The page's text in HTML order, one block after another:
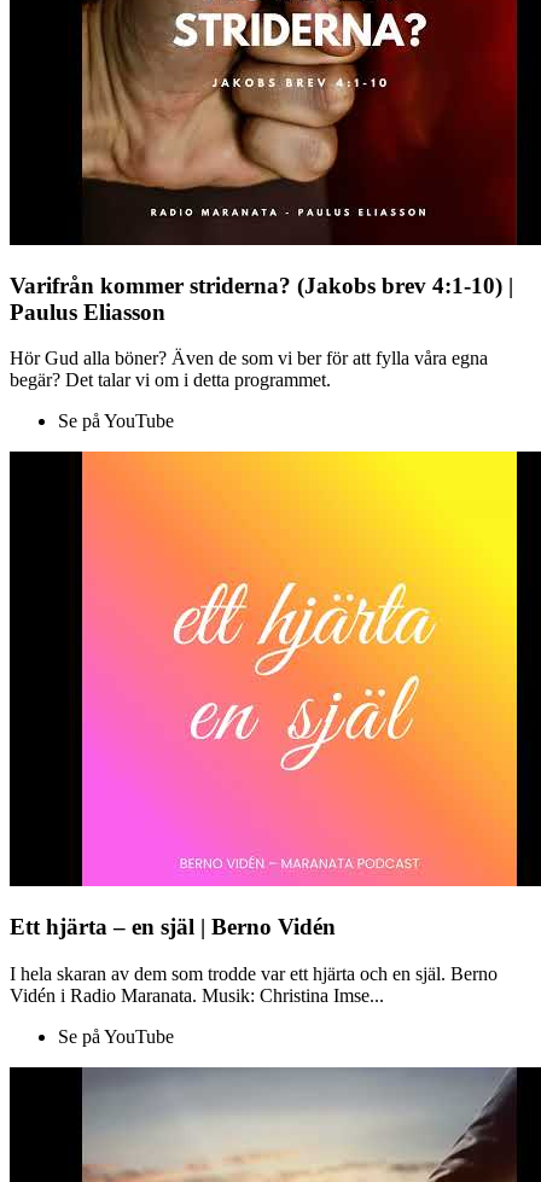
Varifrån kommer striderna? (Jakobs brev 4:1-10) |
Paulus Eliasson
Hör Gud alla böner? Även de som vi ber för att fylla våra egna
begär? Det talar vi om i detta programmet.
Se på YouTube
Ett hjärta – en själ | Berno Vidén
I hela skaran av dem som trodde var ett hjärta och en själ. Berno
Vidén i Radio Maranata. Musik: Christina Imse...
Se på YouTube